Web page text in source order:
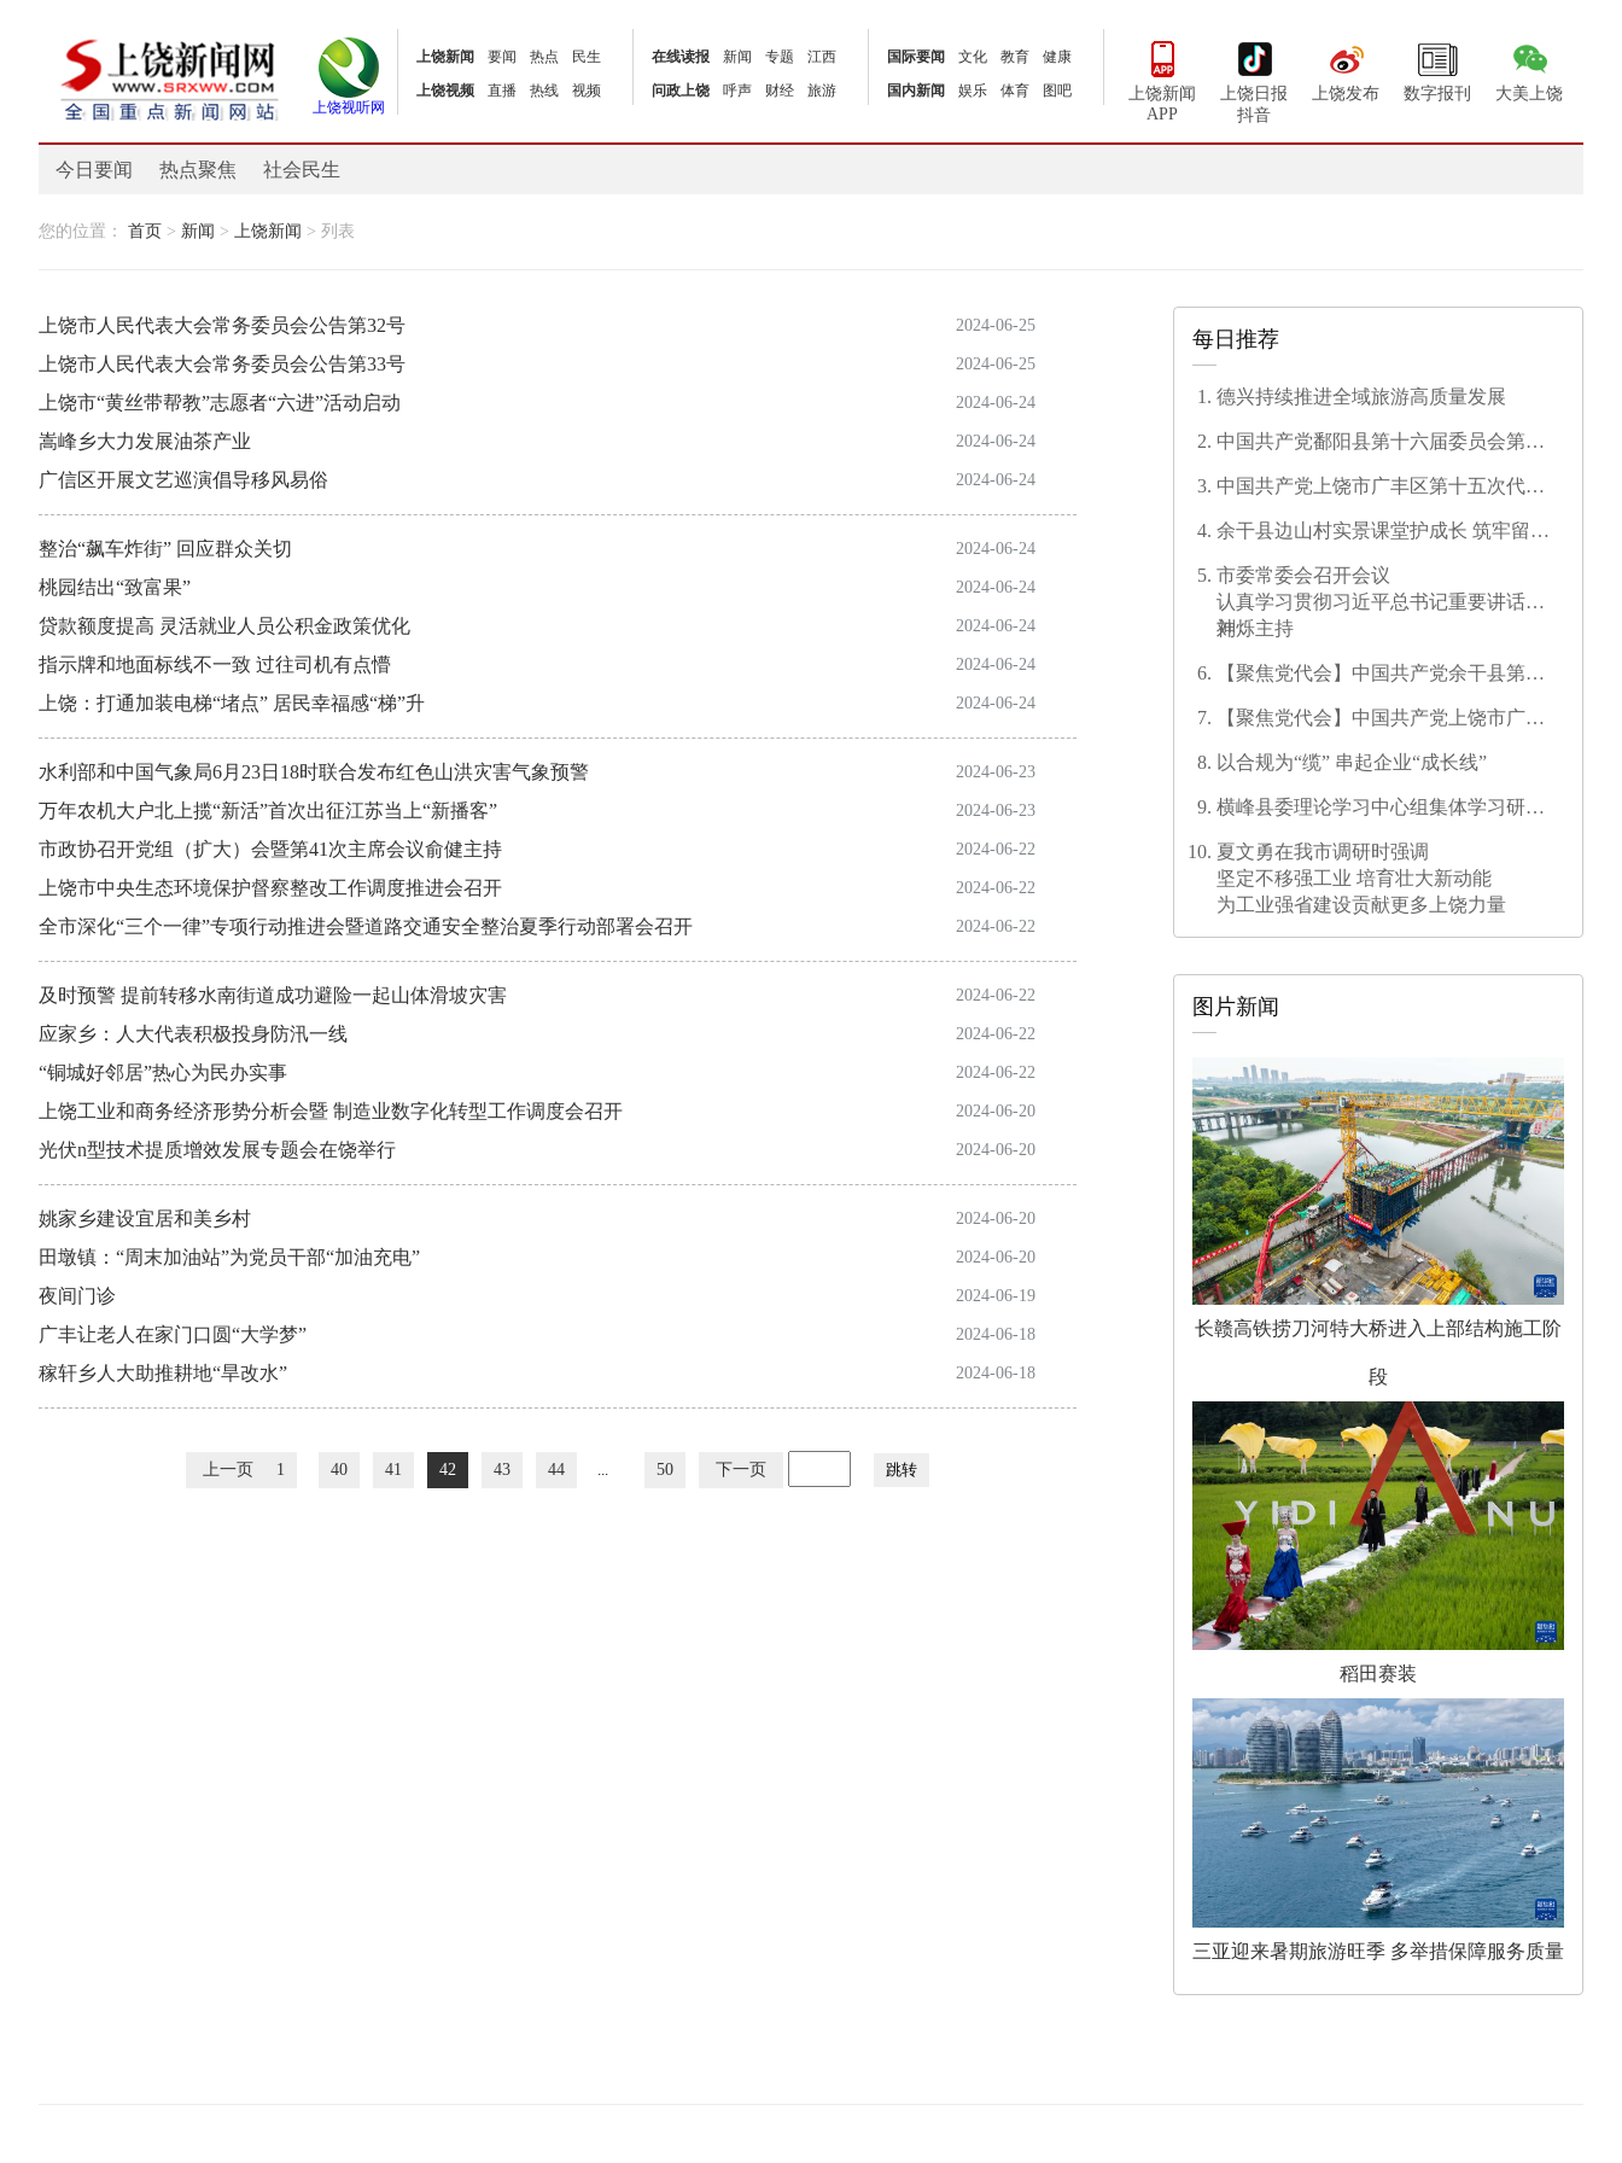
上饶视听网
上饶新闻 要闻 热点
民生
上饶视频
直播 热线 视频
在线读报 新闻 专题
江西
问政上饶
呼声 财经 旅游
国际要闻 文化 教育
健康
国内新闻
娱乐 体育 图吧
上饶新闻
APP
上饶日报
抖音
上饶发布 数字报刊 大美上饶
今日要闻 热点聚焦 社会民生
您的位置： 首页 > 新闻 > 上饶新闻 > 列表
上饶市人民代表大会常务委员会公告第32号 2024-06-25
上饶市人民代表大会常务委员会公告第33号 2024-06-25
上饶市“黄丝带帮教”志愿者“六进”活动启动 2024-06-24
嵩峰乡大力发展油茶产业 2024-06-24
广信区开展文艺巡演倡导移风易俗 2024-06-24
整治“飙车炸街” 回应群众关切 2024-06-24
桃园结出“致富果” 2024-06-24
贷款额度提高 灵活就业人员公积金政策优化 2024-06-24
指示牌和地面标线不一致 过往司机有点懵 2024-06-24
上饶：打通加装电梯“堵点” 居民幸福感“梯”升 2024-06-24
水利部和中国气象局6月23日18时联合发布红色山洪灾害气象预警 2024-06-23
万年农机大户北上揽“新活”首次出征江苏当上“新播客” 2024-06-23
市政协召开党组（扩大）会暨第41次主席会议俞健主持 2024-06-22
上饶市中央生态环境保护督察整改工作调度推进会召开 2024-06-22
全市深化“三个一律”专项行动推进会暨道路交通安全整治夏季行动部署会召开 2024-06-22
及时预警 提前转移水南街道成功避险一起山体滑坡灾害 2024-06-22
应家乡：人大代表积极投身防汛一线 2024-06-22
“铜城好邻居”热心为民办实事 2024-06-22
上饶工业和商务经济形势分析会暨 制造业数字化转型工作调度会召开 2024-06-20
光伏n型技术提质增效发展专题会在饶举行 2024-06-20
姚家乡建设宜居和美乡村 2024-06-20
田墩镇：“周末加油站”为党员干部“加油充电” 2024-06-20
夜间门诊 2024-06-19
广丰让老人在家门口圆“大学梦” 2024-06-18
稼轩乡人大助推耕地“旱改水” 2024-06-18
上一页 1 40 41 42 43 44 50 下一页 跳转
每日推荐
德兴持续推进全域旅游高质量发展
中国共产党鄱阳县第十六届委员会第一
中国共产党上饶市广丰区第十五次代表
余干县边山村实景课堂护成长 筑牢留守
市委常委会召开会议
认真学习贯彻习近平总书记重要讲话精
神
刘烁主持
【聚焦党代会】中国共产党余干县第十
【聚焦党代会】中国共产党上饶市广信
以合规为“缆” 串起企业“成长线”
横峰县委理论学习中心组集体学习研讨
夏文勇在我市调研时强调
坚定不移强工业 培育壮大新动能
为工业强省建设贡献更多上饶力量
图片新闻
长赣高铁捞刀河特大桥进入上部结构施工阶
段
稻田赛装
三亚迎来暑期旅游旺季 多举措保障服务质量